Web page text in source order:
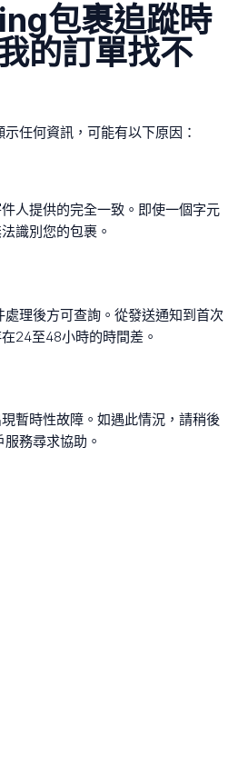
包裹追蹤時
的訂單找不
任何資訊，可能有以下原因：
人提供的完全一致。即使一個字元
識別您的包裹。
理後方可查詢。從發送通知到首次
24至48小時的時間差。
暫時性故障。如遇此情況，請稍後
務尋求協助。